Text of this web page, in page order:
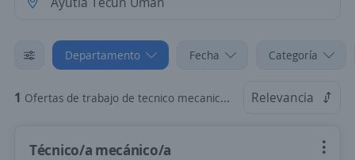
Departamento Fecha Categoría
1 Ofertas de trabajo de tecnico mecanico automotriz en Ayutla Tecún Umán, San Marcos Relevancia
Técnico/a mecánico/a